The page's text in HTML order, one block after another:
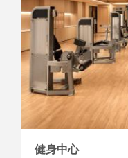
健身中心